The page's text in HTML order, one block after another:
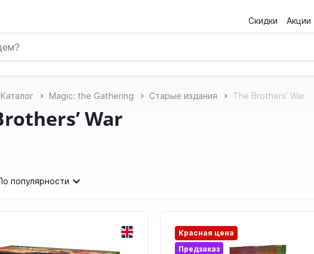
Скидки Акции
Каталог Magic: the Gathering Старые издания The Brothers’ War
War
популярности
Красная цена
Предзаказ